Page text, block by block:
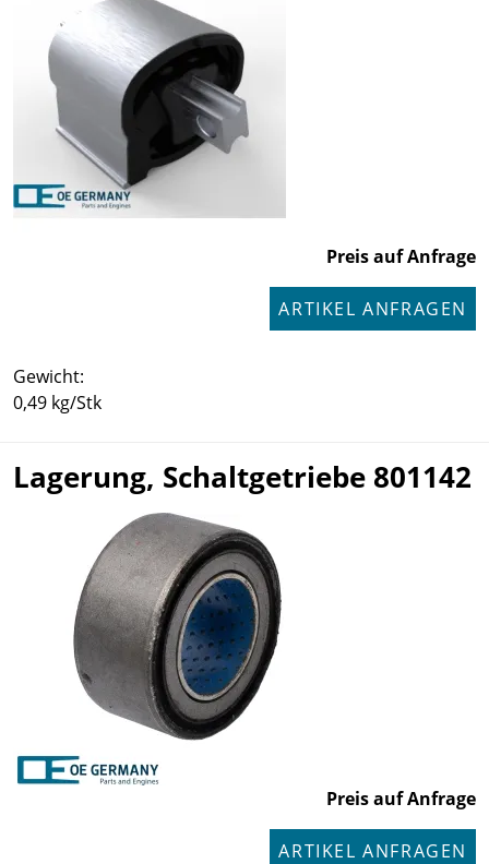
Preis auf Anfrage
ARTIKEL ANFRAGEN
Gewicht:
0,49 kg/Stk
Lagerung, Schaltgetriebe 801142
Preis auf Anfrage
ARTIKEL ANFRAGEN